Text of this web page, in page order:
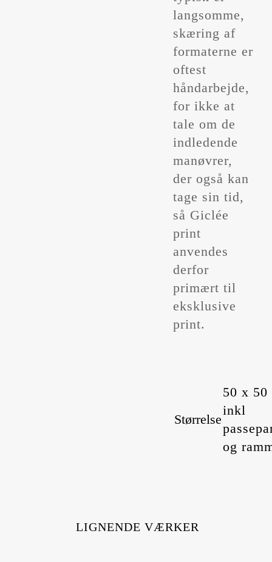
langsomme,
skæring af
formaterne er
oftest
håndarbejde,
for ikke at
tale om de
indledende
manøvrer,
der også kan
tage sin tid,
så Giclée
print
anvendes
derfor
primært til
eksklusive
print.
Størrelse
50 x 50
inkl
og
LIGNENDE VÆRKER